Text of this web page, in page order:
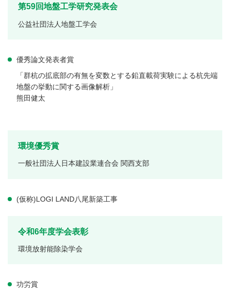
第59回地盤工学研究発表会
公益社団法人地盤工学会
優秀論文発表者賞
「群杭の拡底部の有無を変数とする鉛直載荷実験による杭先端
地盤の挙動に関する画像解析」
熊田健太
環境優秀賞
一般社団法人日本建設業連合会 関西支部
(仮称)LOGI LAND八尾新築工事
令和6年度学会表彰
環境放射能除染学会
功労賞